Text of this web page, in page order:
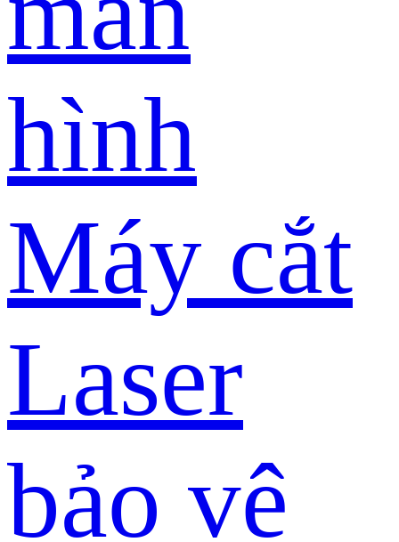
hình
Máy cắt
Laser
bảo vệ